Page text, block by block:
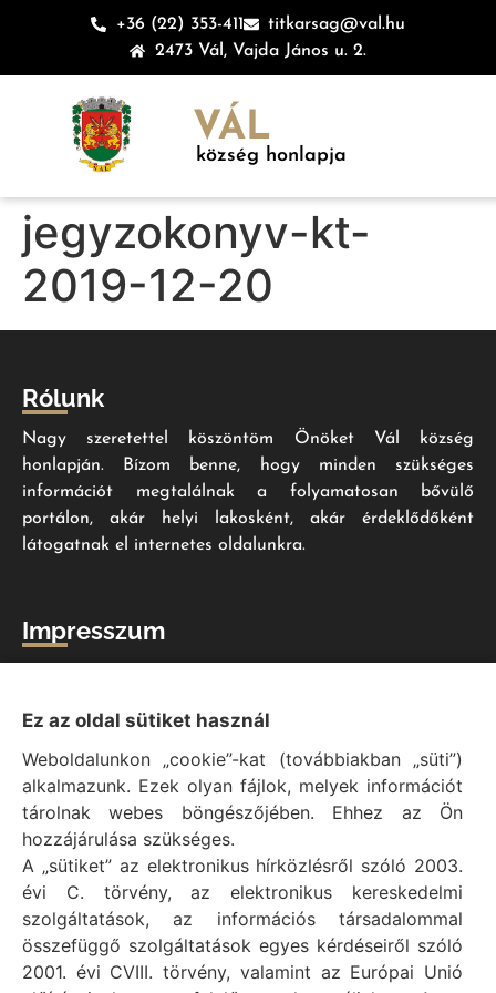
+36 (22) 353-411
titkarsag@val.hu
2473 Vál, Vajda János u. 2.
VÁL
község honlapja
jegyzokonyv-kt-
2019-12-20
Rólunk
Nagy szeretettel köszöntöm Önöket Vál község
honlapján. Bízom benne, hogy minden szükséges
információt megtalálnak a folyamatosan bővülő
portálon, akár helyi lakosként, akár érdeklődőként
látogatnak el internetes oldalunkra.
Impresszum
Vál Község Önkormányzat © 1996 - 2020
Adatvédelmi tájékoztató
Felelős: Bechtold Tamás polgármester
Cím: H-2473 Vál, Vajda János utca 2.
Telefon: +36 (22) 353-411
E-mail: polgarmester@val.hu
Elérhetőségek
Ez az oldal sütiket használ
Weboldalunkon „cookie”-kat (továbbiakban „süti”)
alkalmazunk. Ezek olyan fájlok, melyek információt
tárolnak webes böngészőjében. Ehhez az Ön
hozzájárulása szükséges.
A „sütiket” az elektronikus hírközlésről szóló 2003.
évi C. törvény, az elektronikus kereskedelmi
szolgáltatások, az információs társadalommal
összefüggő szolgáltatások egyes kérdéseiről szóló
2001. évi CVIII. törvény, valamint az Európai Unió